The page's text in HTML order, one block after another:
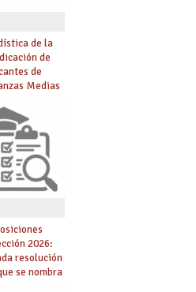
de la
de
de
Medias
2026:
resolución
se nombra